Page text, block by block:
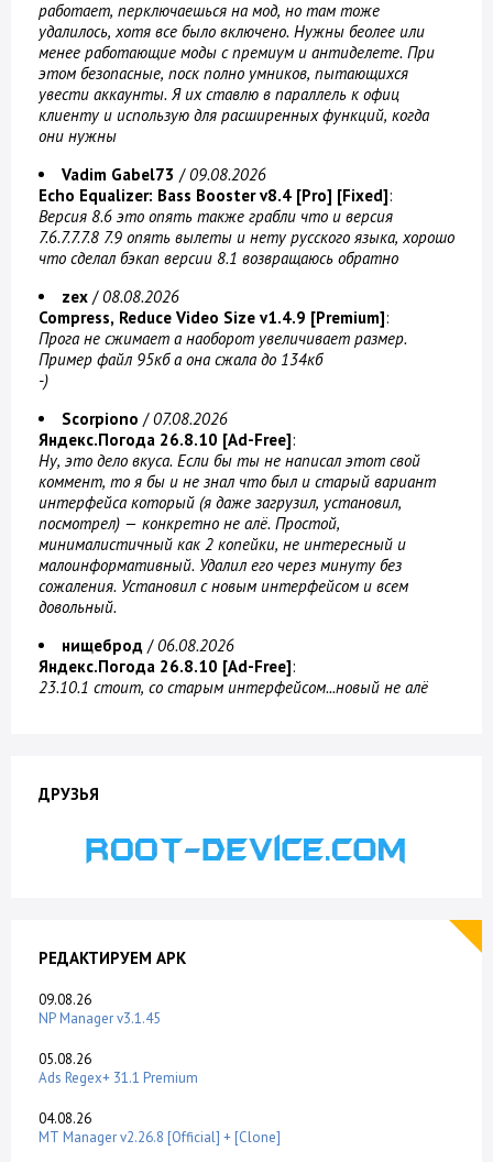
работает, перключаешься на мод, но там тоже
удалилось, хотя все было включено. Нужны беолее или
менее работающие моды с премиум и антиделете. При
этом безопасные, поск полно умников, пытающихся
увести аккаунты. Я их ставлю в параллель к офиц
клиенту и использую для расширенных функций, когда
они нужны
Vadim Gabel73 /09.08.2026
Echo Equalizer: Bass Booster v8.4 [Pro] [Fixed]:
Версия 8.6 это опять также грабли что и версия
7.6.7.7.7.8 7.9 опять вылеты и нету русского языка, хорошо
что сделал бэкап версии 8.1 возвращаюсь обратно
zex /08.08.2026
Compress, Reduce Video Size v1.4.9 [Premium]:
Прога не сжимает а наоборот увеличивает размер.
Пример файл 95кб а она сжала до 134кб
-)
Scorpiono /07.08.2026
Яндекс.Погода 26.8.10 [Ad-Free]:
Ну, это дело вкуса. Если бы ты не написал этот свой
коммент, то я бы и не знал что был и старый вариант
интерфейса который (я даже загрузил, установил,
посмотрел) — конкретно не алё. Простой,
минималистичный как 2 копейки, не интересный и
малоинформативный. Удалил его через минуту без
сожаления. Установил с новым интерфейсом и всем
довольный.
нищеброд /06.08.2026
Яндекс.Погода 26.8.10 [Ad-Free]:
23.10.1 стоит, со старым интерфейсом...новый не алё
ДРУЗЬЯ
РЕДАКТИРУЕМ APK
09.08.26
NP Manager v3.1.45
05.08.26
Ads Regex+ 31.1 Premium
04.08.26
MT Manager v2.26.8 [Official] + [Clone]